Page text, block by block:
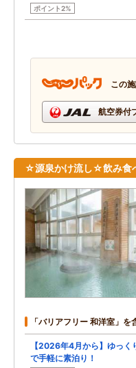
ポイント2%
この
航空券付
☆源泉かけ流し☆飲み食
「バリアフリー 和洋室」を
【2026年4月から】ゆっく
で手軽に素泊り！